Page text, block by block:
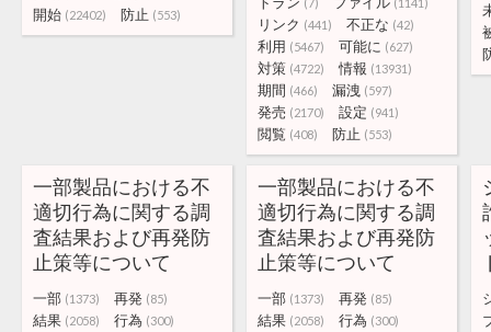
開始 (22402) 防止 (553)
リンク (441) 不正な (42)
利用 (5467) 可能に (627)
対策 (4722) 情報 (13931)
期間 (466) 漏洩 (597)
発売 (2170) 設定 (941)
閲覧 (408) 防止 (553)
一部製品における不
適切行為に関する調
査結果および再発防
止策等について
一部 (1373) 再発 (85)
結果 (2058) 行為 (300)
一部製品における不
適切行為に関する調
査結果および再発防
止策等について
一部 (1373) 再発 (85)
結果 (2058) 行為 (300)